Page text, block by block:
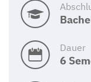
Dauer
6